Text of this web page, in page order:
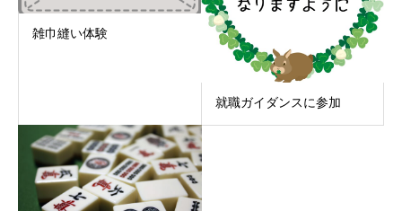
雑巾縫い体験
就職ガイダンスに参加